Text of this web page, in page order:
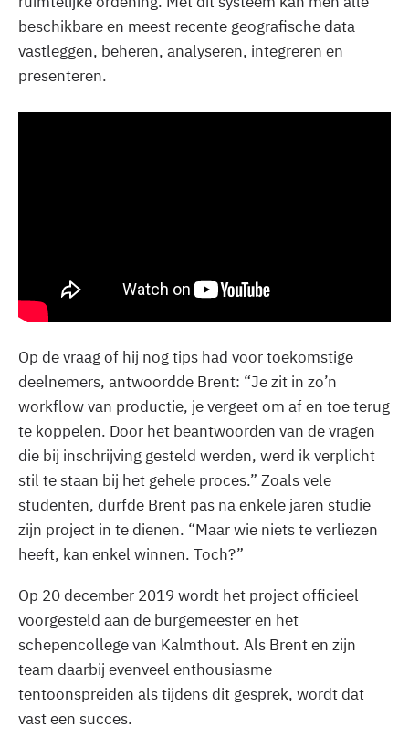
beschikbare en meest recente geografische data
vastleggen, beheren, analyseren, integreren en
presenteren.
Op de vraag of hij nog tips had voor toekomstige
deelnemers, antwoordde Brent: “Je zit in zo’n
workflow van productie, je vergeet om af en toe terug
te koppelen. Door het beantwoorden van de vragen
die bij inschrijving gesteld werden, werd ik verplicht
stil te staan bij het gehele proces.” Zoals vele
studenten, durfde Brent pas na enkele jaren studie
zijn project in te dienen. “Maar wie niets te verliezen
heeft, kan enkel winnen. Toch?”
Op 20 december 2019 wordt het project officieel
voorgesteld aan de burgemeester en het
schepencollege van Kalmthout. Als Brent en zijn
team daarbij evenveel enthousiasme
tentoonspreiden als tijdens dit gesprek, wordt dat
vast een succes.